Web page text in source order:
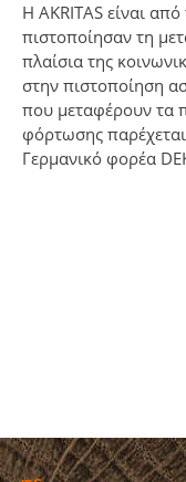
Η AKRITAS είναι
πιστοποίησαν τη
πλαίσια της
στην πιστοποίηση
που μεταφέρουν τα
φόρτωσης
Γερμανικό φορέα